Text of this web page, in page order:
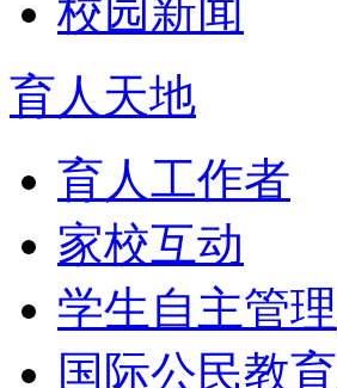
校园新闻
育人天地
育人工作者
家校互动
学生自主管理
国际公民教育